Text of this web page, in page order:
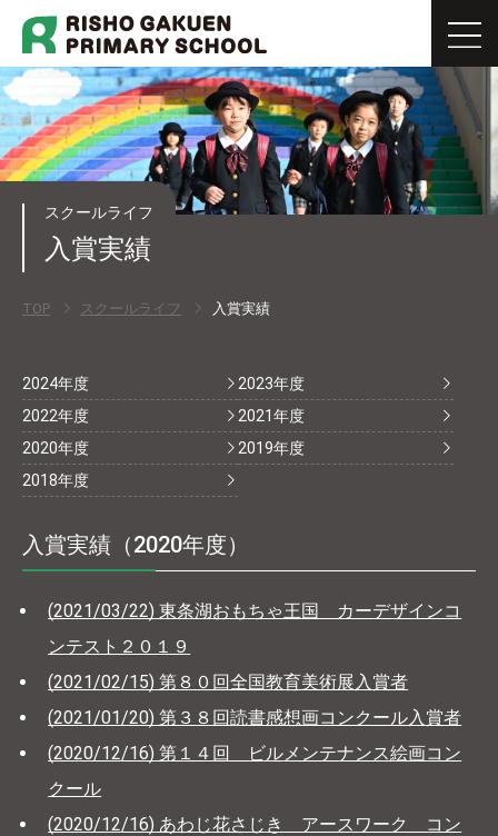
スクールライフ
入賞実績
TOP スクールライフ 入賞実績
2024年度
2023年度
2022年度
2021年度
2020年度
2019年度
2018年度
入賞実績（2020年度）
(2021/03/22) 東条湖おもちゃ王国 カーデザインコ
ンテスト２０１９
(2021/02/15) 第８０回全国教育美術展入賞者
(2021/01/20) 第３８回読書感想画コンクール入賞者
(2020/12/16) 第１４回 ビルメンテナンス絵画コン
クール
(2020/12/16) あわじ花さじき アースワーク コン